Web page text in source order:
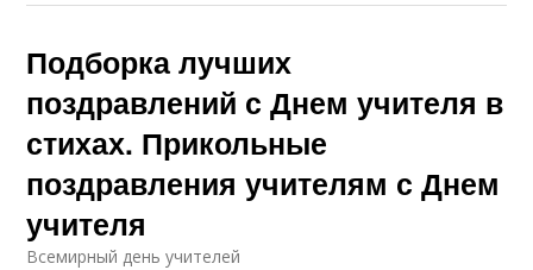
Подборка лучших
поздравлений с Днем учителя в
стихах. Прикольные
поздравления учителям с Днем
учителя
Всемирный день учителей